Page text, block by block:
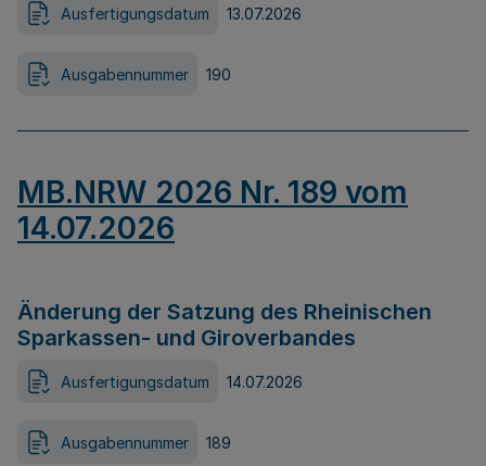
Ausfertigungsdatum 13.07.2026
Ausgabennummer 190
MB.NRW 2026 Nr. 189 vom
14.07.2026
Änderung der Satzung des Rheinischen
Sparkassen- und Giroverbandes
Ausfertigungsdatum 14.07.2026
Ausgabennummer 189